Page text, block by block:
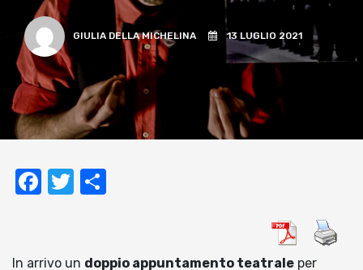
GIULIA DELLA MICHELINA 13 LUGLIO 2021
Facebook
Twitter
In arrivo un doppio appuntamento teatrale per